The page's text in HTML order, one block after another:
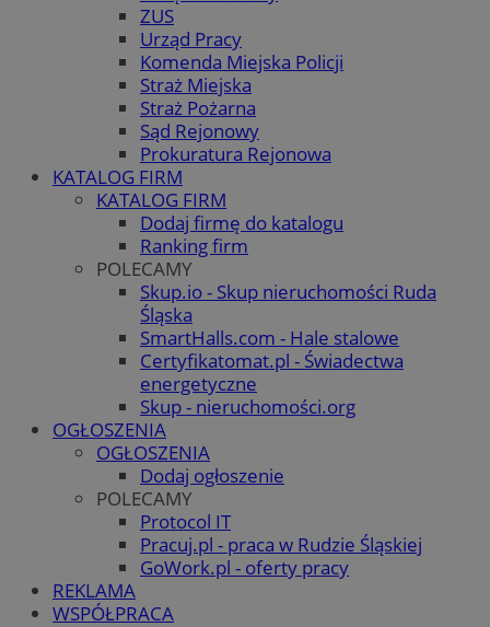
ZUS
Urząd Pracy
Komenda Miejska Policji
Straż Miejska
Straż Pożarna
Sąd Rejonowy
Prokuratura Rejonowa
KATALOG FIRM
KATALOG FIRM
Dodaj firmę do katalogu
Ranking firm
POLECAMY
Skup.io - Skup nieruchomości Ruda
Śląska
SmartHalls.com - Hale stalowe
Certyfikatomat.pl - Świadectwa
energetyczne
Skup - nieruchomości.org
OGŁOSZENIA
OGŁOSZENIA
Dodaj ogłoszenie
POLECAMY
Protocol IT
Pracuj.pl - praca w Rudzie Śląskiej
GoWork.pl - oferty pracy
REKLAMA
WSPÓŁPRACA